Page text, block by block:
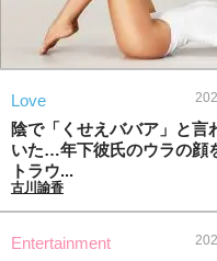
Love
陰で「くせえババア」と言
いた…年下彼氏のウラの顔
トラウ...
古川諭香
Entertainment